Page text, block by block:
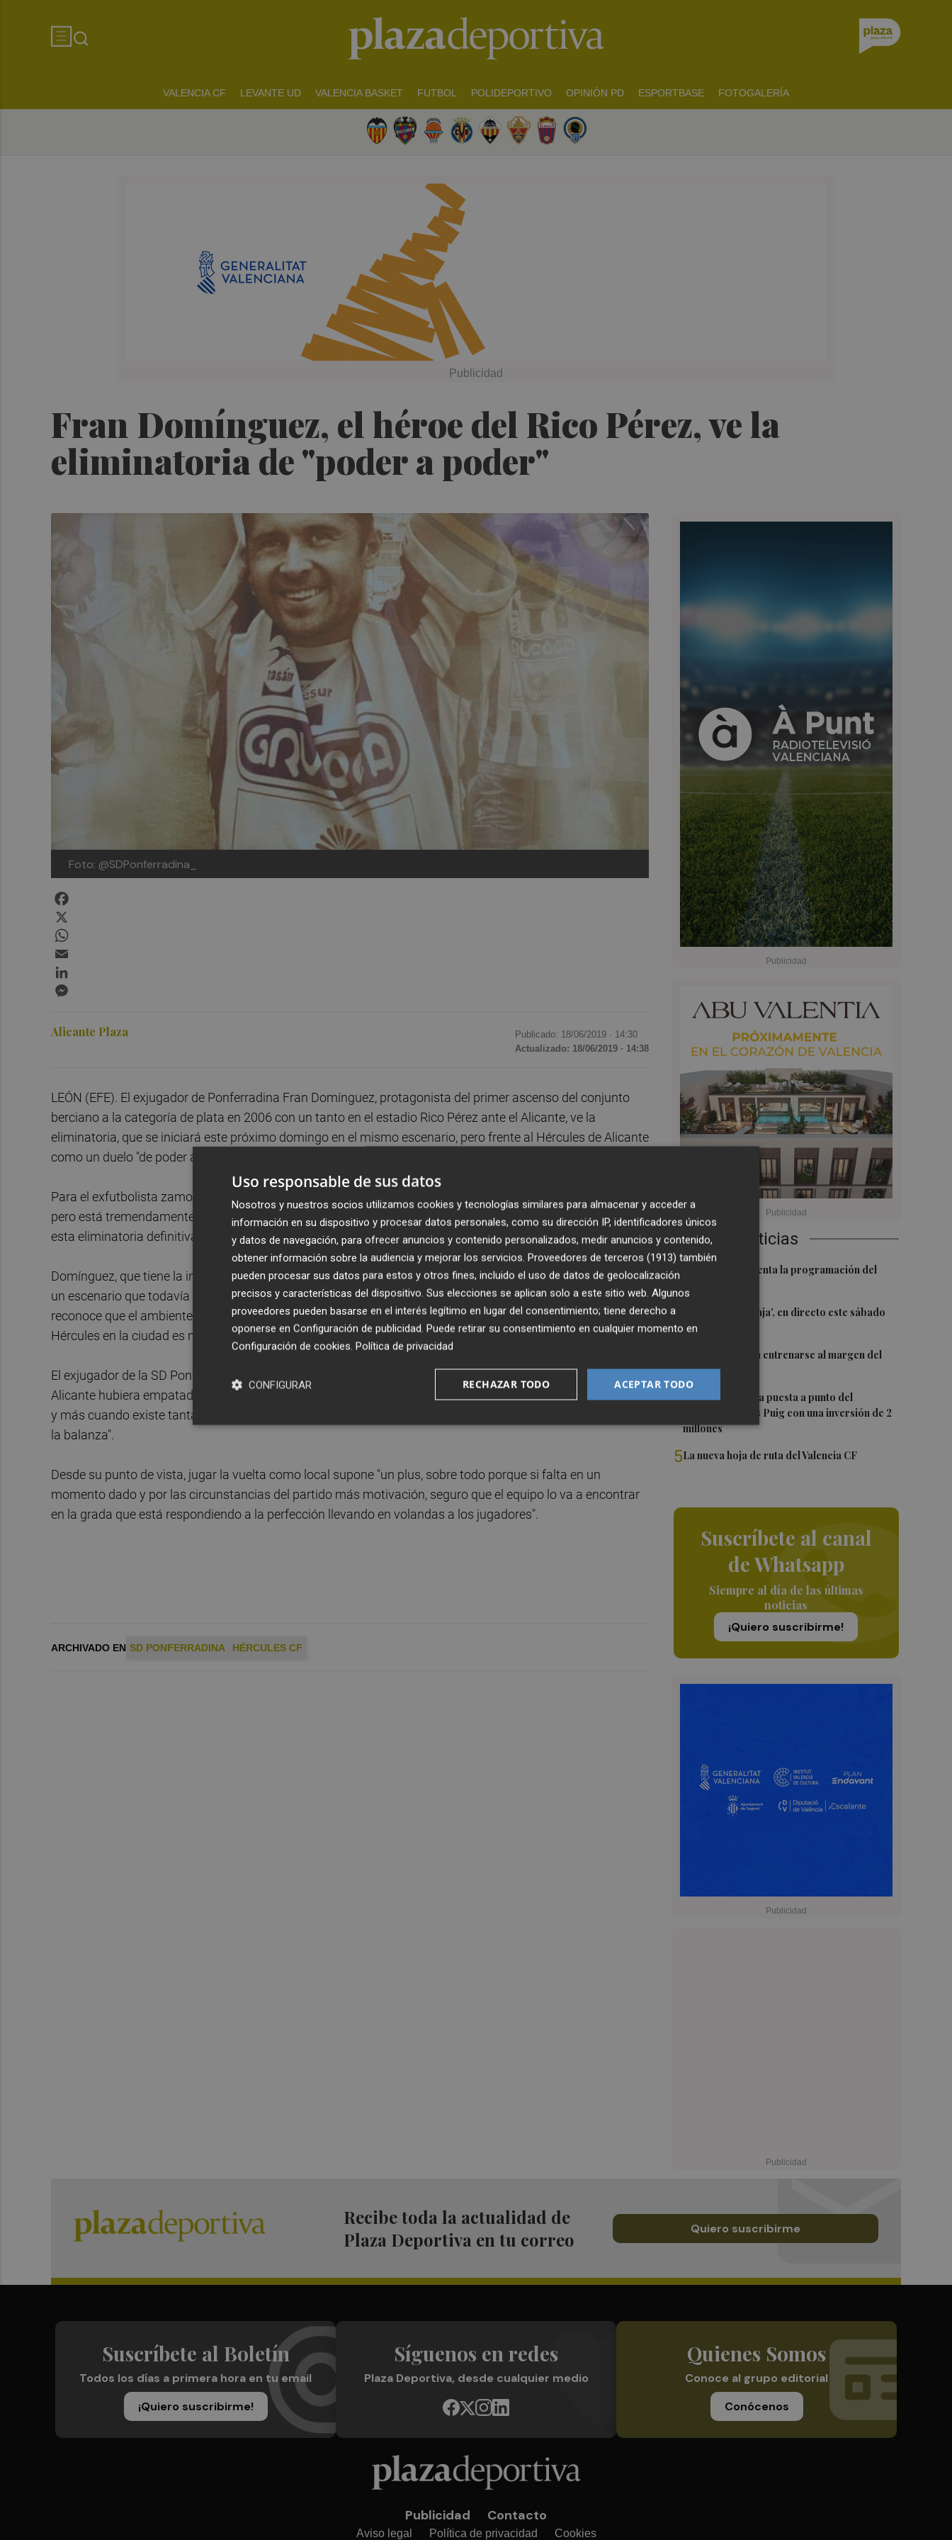
VALENCIA CF LEVANTE UD VALENCIA BASKET FUTBOL POLIDEPORTIVO OPINIÓN PD ESPORTBASE FOTOGALERÍA
Fran Domínguez, el héroe del Rico Pérez, ve la
eliminatoria de "poder a poder"
Foto: @SDPonferradina_
Últimas Noticias
1
El Valencia presenta la programación del
2
El 'Trofeu Taronja', en directo este sábado
por À Punt
Almeida vuelve a entrenarse al margen del
grupo
4València ultima la puesta a punto del
Velódromo Lluís Puig con una inversión de 2
millones
5La nueva hoja de ruta del Valencia CF
Suscríbete al canal
de Whatsapp
Siempre al día de las últimas
noticias
¡Quiero suscribirme!
Alicante Plaza Publicado: 18/06/2019 · 14:30
Actualizado: 18/06/2019 · 14:38
LEÓN (EFE). El exjugador de Ponferradina Fran Domínguez, protagonista del primer ascenso del conjunto
berciano a la categoría de plata en 2006 con un tanto en el estadio Rico Pérez ante el Alicante, ve la
eliminatoria, que se iniciará este próximo domingo en el mismo escenario, pero frente al Hércules de Alicante
como un duelo "de poder a poder".
Para el exfutbolista zamorano este enfrentamiento tiene "una connotación especial para la afición berciana,
pero está tremendamente igualada porque ambos equipos han buscado a lo largo de la temporada llegar a
esta eliminatoria definitiva por el ascenso con idénticas expectativas e ilusiones", explica a Efe.
Domínguez, que tiene la intención, si se lo permiten sus obligaciones laborales, de acompañar al equipo en
un escenario que todavía le siguen recordando "casi a diario y más en estos días tras conocerse el rival",
reconoce que el ambiente en el estadio alicantino no será el mismo "porque la entidad y la implicación del
Hércules en la ciudad es mucho mayor".
El exjugador de la SD Ponferradina, que con su gol en el minuto 85 propiciaba el ascenso, después de que el
Alicante hubiera empatado en el estadio de El Toralín (1-1) está convencido que la fortuna "es determinante
y más cuando existe tanta igualdad y hasta ahora ha caído de cara y muchas veces inclina de un lado u otro
la balanza".
Desde su punto de vista, jugar la vuelta como local supone "un plus, sobre todo porque si falta en un
momento dado y por las circunstancias del partido más motivación, seguro que el equipo lo va a encontrar
en la grada que está respondiendo a la perfección llevando en volandas a los jugadores".
ARCHIVADO EN SD PONFERRADINA HÉRCULES CF
Recibe toda la actualidad de
Plaza Deportiva en tu correo
Quiero suscribirme
Suscríbete al Boletín
Todos los días a primera hora en tu email
¡Quiero suscribirme!
Síguenos en redes
Plaza Deportiva, desde cualquier medio
Quienes Somos
Conoce al grupo editorial
Conócenos
Publicidad Contacto
Aviso legal Política de privacidad Cookies
Uso responsable de sus datos
Nosotros y nuestros socios utilizamos cookies y tecnologías similares para almacenar y acceder a
información en su dispositivo y procesar datos personales, como su dirección IP, identificadores únicos
y datos de navegación, para ofrecer anuncios y contenido personalizados, medir anuncios y contenido,
obtener información sobre la audiencia y mejorar los servicios. Proveedores de terceros (1913) también
pueden procesar sus datos para estos y otros fines, incluido el uso de datos de geolocalización
precisos y características del dispositivo. Sus elecciones se aplican solo a este sitio web. Algunos
proveedores pueden basarse en el interés legítimo en lugar del consentimiento; tiene derecho a
oponerse en Configuración de publicidad. Puede retirar su consentimiento en cualquier momento en
Configuración de cookies. Política de privacidad
ACEPTAR TODO
RECHAZAR TODO
CONFIGURAR